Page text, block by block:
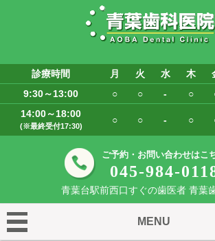
診療時間 月 火 水 木
9:30～13:00
○ ○ - ○
14:00～18:00
(※最終受付17:30)
○ ○ - ○
ご予約・お問い合わせはこ
045-984-
青葉台駅前西口すぐの歯医者 青葉
MENU